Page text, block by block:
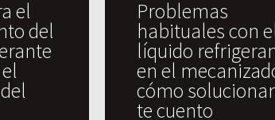
el
del
Problemas
habituales con
líquido
en el
cómo
te cuento